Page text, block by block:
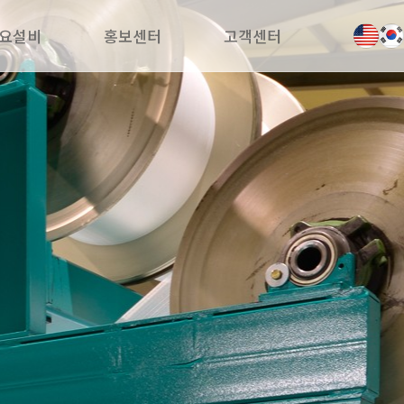
설비 홍보센터 고객센터